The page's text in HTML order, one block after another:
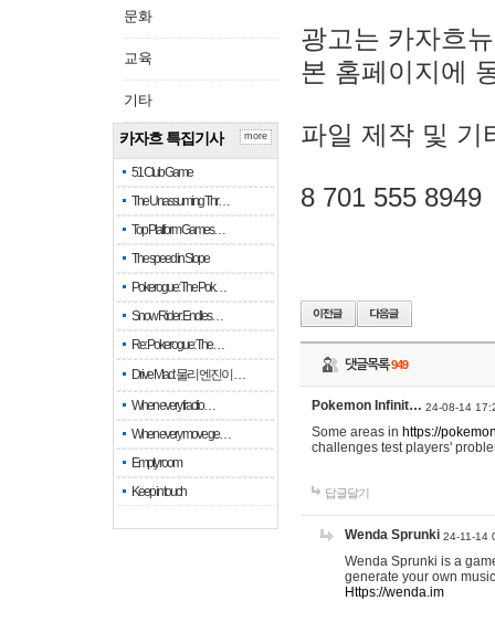
문화
교육
기타
카자흐 특집기사
51 Club Game
The Unassuming Thr…
Top Platform Games…
The speed in Slope
Pokerogue: The Pok…
Snow Rider: Endles…
Re: Pokerogue: The…
Drive Mad: 물리 엔진이 …
When every fractio…
When every move ge…
Empty room
Keep in touch
more
광고는 카자흐
본 홈페이지에
파일 제작 및 기
8 701 555 8949
댓글목록949
Pokemon Infinit… 24-08-14
Some areas in https://
challenges test players'
답글달기
Wenda Sprunki 24-11-14
Wenda Sprunki is a
generate your own
Https://wenda.im